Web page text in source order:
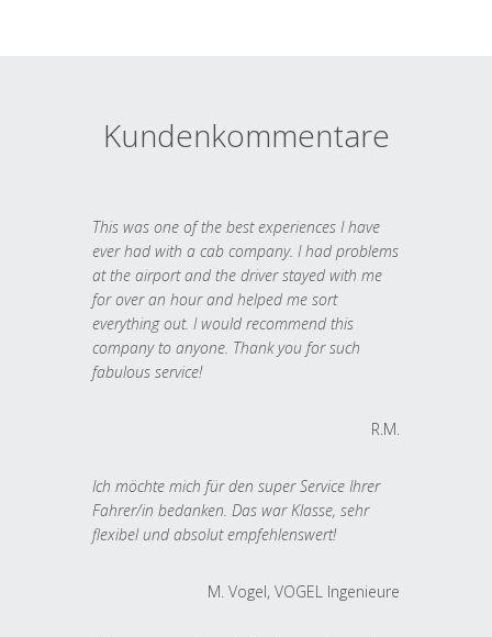
Kundenkommentare
This was one of the best experiences I have
ever had with a cab company. I had problems
at the airport and the driver stayed with me
for over an hour and helped me sort
everything out. I would recommend this
company to anyone. Thank you for such
fabulous service!
R.M.
Ich möchte mich für den super Service Ihrer
Fahrer/in bedanken. Das war Klasse, sehr
flexibel und absolut empfehlenswert!
M. Vogel, VOGEL Ingenieure